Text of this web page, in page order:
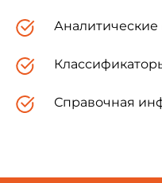
1.1.
цвета
1.2. Установка
размером 250Х300
Справочная